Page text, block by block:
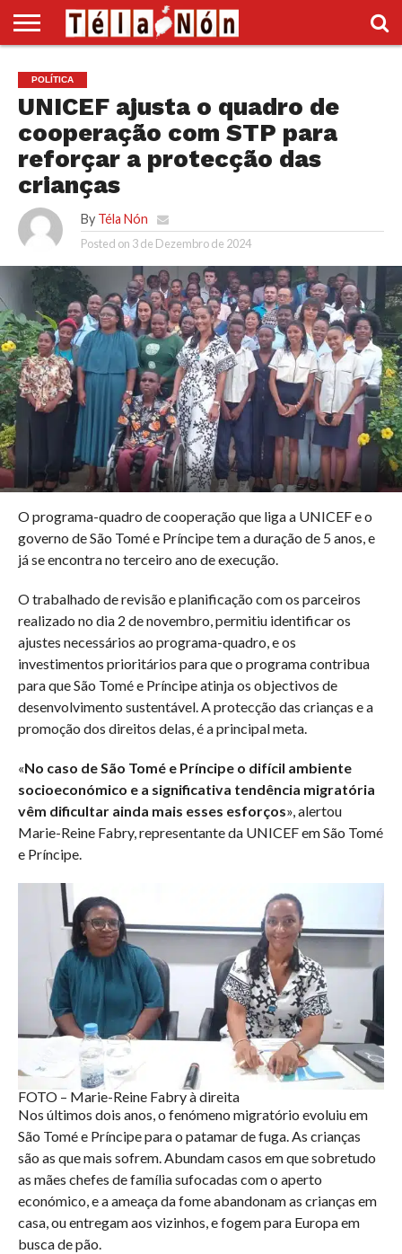
POLÍTICA
ECONOMIA
SOCIEDADE
CULTURA
DESPORTO
SUPLEMENTO
VÍDEOS
ANÚNCIOS
DIVERSOS
POLÍTICA
UNICEF ajusta o quadro de
cooperação com STP para
reforçar a protecção das
crianças
By Téla Nón
Posted on 3 de Dezembro de 2024
O programa-quadro de cooperação que liga a UNICEF e o
governo de São Tomé e Príncipe tem a duração de 5 anos, e
já se encontra no terceiro ano de execução.
O trabalhado de revisão e planificação com os parceiros
realizado no dia 2 de novembro, permitiu identificar os
ajustes necessários ao programa-quadro, e os
investimentos prioritários para que o programa contribua
para que São Tomé e Príncipe atinja os objectivos de
desenvolvimento sustentável. A protecção das crianças e a
promoção dos direitos delas, é a principal meta.
«No caso de São Tomé e Príncipe o difícil ambiente
socioeconómico e a significativa tendência migratória
vêm dificultar ainda mais esses esforços», alertou
Marie-Reine Fabry, representante da UNICEF em São Tomé
e Príncipe.
FOTO – Marie-Reine Fabry à direita
Nos últimos dois anos, o fenómeno migratório evoluiu em
São Tomé e Príncipe para o patamar de fuga. As crianças
são as que mais sofrem. Abundam casos em que sobretudo
as mães chefes de família sufocadas com o aperto
económico, e a ameaça da fome abandonam as crianças em
casa, ou entregam aos vizinhos, e fogem para Europa em
busca de pão.